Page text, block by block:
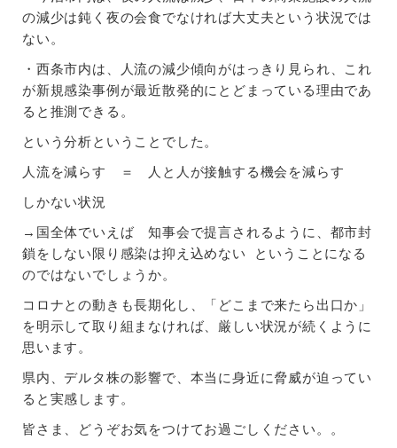
の減少は鈍く夜の会食でなければ大丈夫という状況では
ない。
・西条市内は、人流の減少傾向がはっきり見られ、これ
が新規感染事例が最近散発的にとどまっている理由であ
ると推測できる。
という分析ということでした。
人流を減らす ＝ 人と人が接触する機会を減らす
しかない状況
→国全体でいえば 知事会で提言されるように、都市封
鎖をしない限り感染は抑え込めない ということになる
のではないでしょうか。
コロナとの動きも長期化し、「どこまで来たら出口か」
を明示して取り組まなければ、厳しい状況が続くように
思います。
県内、デルタ株の影響で、本当に身近に脅威が迫ってい
ると実感します。
皆さま、どうぞお気をつけてお過ごしください。。